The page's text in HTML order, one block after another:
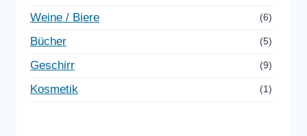
Weine / Biere (6)
Bücher (5)
Geschirr (9)
Kosmetik (1)